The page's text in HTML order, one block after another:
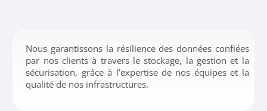
Nous garantissons la résilience des données confiées
par nos clients à travers le stockage, la gestion et la
sécurisation, grâce à l’expertise de nos équipes et la
qualité de nos infrastructures.